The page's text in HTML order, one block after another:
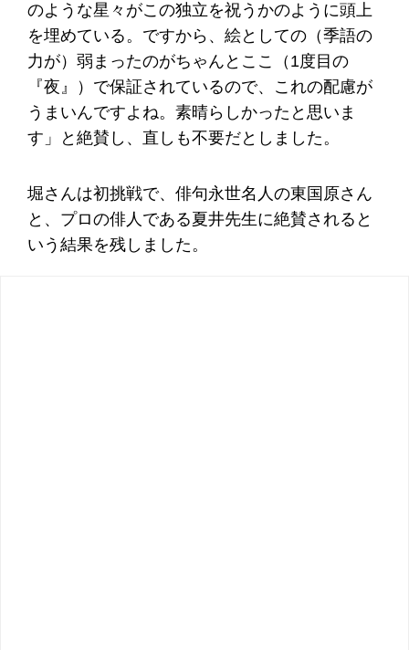
のような星々がこの独立を祝うかのように頭上
を埋めている。ですから、絵としての（季語の
力が）弱まったのがちゃんとここ（1度目の
『夜』）で保証されているので、これの配慮が
うまいんですよね。素晴らしかったと思いま
す」と絶賛し、直しも不要だとしました。
堀さんは初挑戦で、俳句永世名人の東国原さん
と、プロの俳人である夏井先生に絶賛されると
いう結果を残しました。